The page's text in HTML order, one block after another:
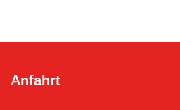
Anfahrt